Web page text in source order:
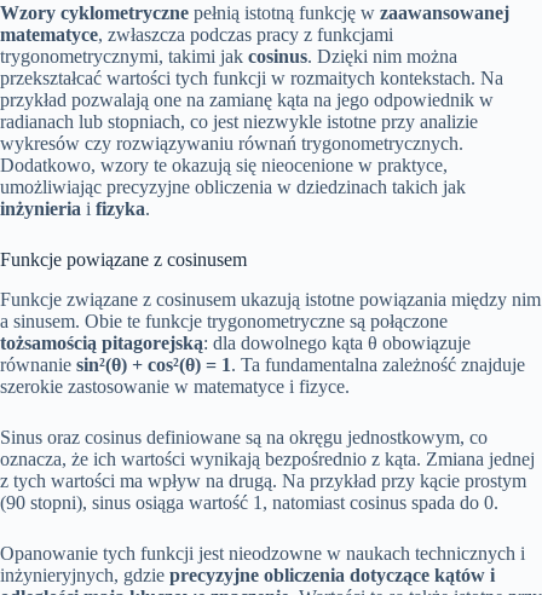
Wzory cyklometryczne pełnią istotną funkcję w zaawansowanej
matematyce, zwłaszcza podczas pracy z funkcjami
trygonometrycznymi, takimi jak cosinus. Dzięki nim można
przekształcać wartości tych funkcji w rozmaitych kontekstach. Na
przykład pozwalają one na zamianę kąta na jego odpowiednik w
radianach lub stopniach, co jest niezwykle istotne przy analizie
wykresów czy rozwiązywaniu równań trygonometrycznych.
Dodatkowo, wzory te okazują się nieocenione w praktyce,
umożliwiając precyzyjne obliczenia w dziedzinach takich jak
inżynieria i fizyka.
Funkcje powiązane z cosinusem
Funkcje związane z cosinusem ukazują istotne powiązania między nim
a sinusem. Obie te funkcje trygonometryczne są połączone
tożsamością pitagorejską: dla dowolnego kąta θ obowiązuje
równanie sin²(θ) + cos²(θ) = 1. Ta fundamentalna zależność znajduje
szerokie zastosowanie w matematyce i fizyce.
Sinus oraz cosinus definiowane są na okręgu jednostkowym, co
oznacza, że ich wartości wynikają bezpośrednio z kąta. Zmiana jednej
z tych wartości ma wpływ na drugą. Na przykład przy kącie prostym
(90 stopni), sinus osiąga wartość 1, natomiast cosinus spada do 0.
Opanowanie tych funkcji jest nieodzowne w naukach technicznych i
inżynieryjnych, gdzie precyzyjne obliczenia dotyczące kątów i